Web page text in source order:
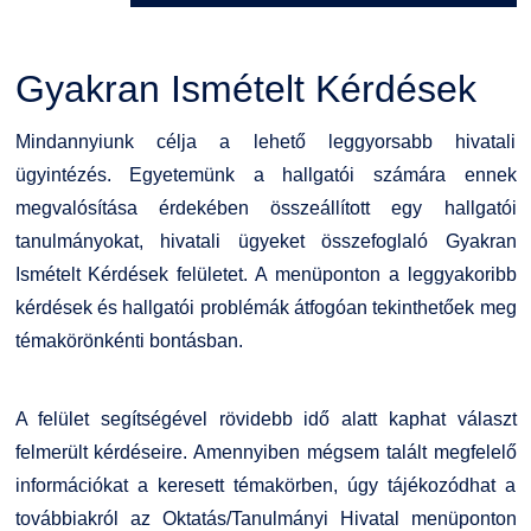
Felnőttképzés
Origó nyelvvizsga
HASIT
Neptun
Moodle
K+F+I
Átjelentkezőknek
Érdekvédelmi testületek
Díjak, elismerések
Kapcsolat
Telefonkönyv
Minőségirányítás
Intézményi és Tanulmányi Tájékoztató
Együttműködő partnereink
Gyakran Ismételt Kérdések
Mindannyiunk célja a lehető leggyorsabb hivatali
ügyintézés. Egyetemünk a hallgatói számára ennek
megvalósítása érdekében összeállított egy hallgatói
tanulmányokat, hivatali ügyeket összefoglaló Gyakran
Ismételt Kérdések felületet. A menüponton a leggyakoribb
kérdések és hallgatói problémák átfogóan tekinthetőek meg
témakörönkénti bontásban.
A felület segítségével rövidebb idő alatt kaphat választ
felmerült kérdéseire. Amennyiben mégsem talált megfelelő
információkat a keresett témakörben, úgy tájékozódhat a
továbbiakról az Oktatás/Tanulmányi Hivatal menüponton